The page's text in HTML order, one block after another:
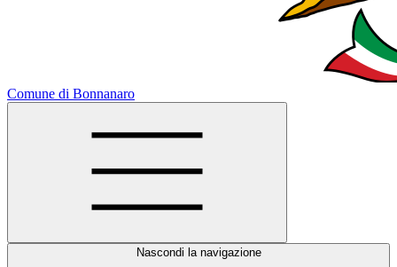
Comune di Bonnanaro
Nascondi la navigazione